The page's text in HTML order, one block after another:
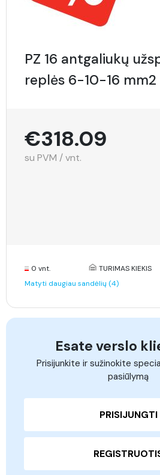
PZ 16 antgaliukų
replės 6-10-16 mm2
€318.09
su PVM / vnt.
0 vnt.
TURIMAS KIEKIS
Matyti daugiau sandėlių (4)
Esate verslo
Prisijunkite ir sužinokite
pasiūlymą
PRISIJUNGTI